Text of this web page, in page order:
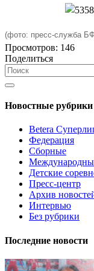
(фото: пресс-служба
Просмотров: 146
Поделиться
Новостные рубрики
Betera
Федерация
Сборные
Детские
Пресс-центр
Архив
Интервью
Без рубрики
Последние новости